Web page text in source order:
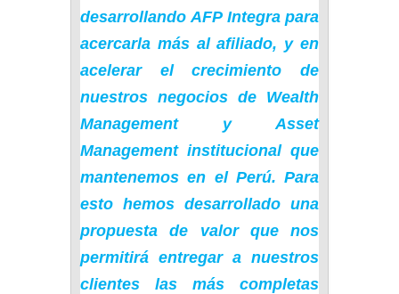
desarrollando AFP Integra para
acercarla más al afiliado, y en
acelerar el crecimiento de
nuestros negocios de Wealth
Management y Asset
Management institucional que
mantenemos en el Perú. Para
esto hemos desarrollado una
propuesta de valor que nos
permitirá entregar a nuestros
clientes las más completas